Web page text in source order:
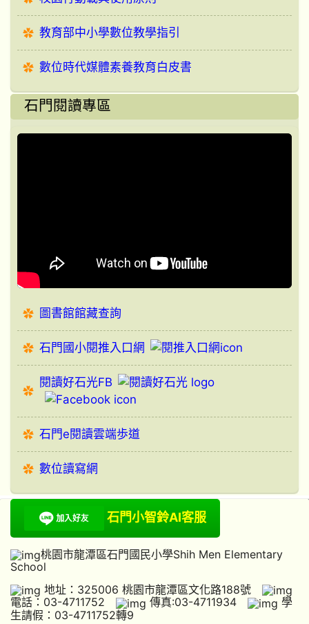
教育部中小學數位教學指引
數位時代媒體素養教育白皮書
石門閱讀專區
圖書館館藏查詢
石門國小閱推入口網
閱讀好石光FB
石門e閱讀雲端歩道
數位讀寫網
石門小智鈴AI客服
桃園市龍潭區石門國民小學Shih Men Elementary
School
地址：325006 桃園市龍潭區文化路188號
電話：03-4711752
傳真:03-4711934
學
生請假：03-4711752轉9